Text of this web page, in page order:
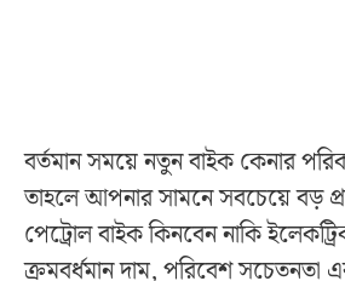
বর্তমান সময়ে নতুন বাইক কেনার
তাহলে আপনার সামনে সবচেয়ে বড়
পেট্রোল বাইক কিনবেন নাকি
ক্রমবর্ধমান দাম, পরিবেশ সচেতনতা